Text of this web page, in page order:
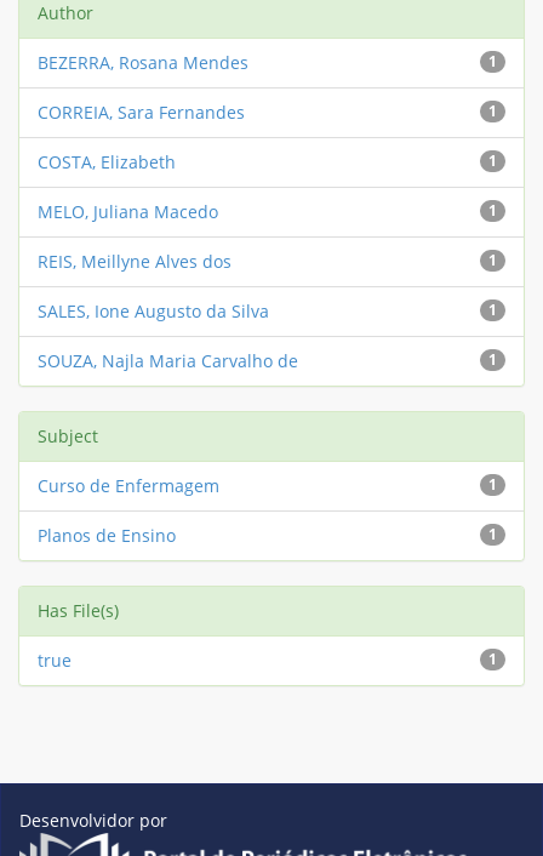
Author
1
BEZERRA, Rosana Mendes
1
CORREIA, Sara Fernandes
1
COSTA, Elizabeth
1
MELO, Juliana Macedo
1
REIS, Meillyne Alves dos
1
SALES, Ione Augusto da Silva
1
SOUZA, Najla Maria Carvalho de
Subject
1
Curso de Enfermagem
1
Planos de Ensino
Has File(s)
1
true
Desenvolvidor por